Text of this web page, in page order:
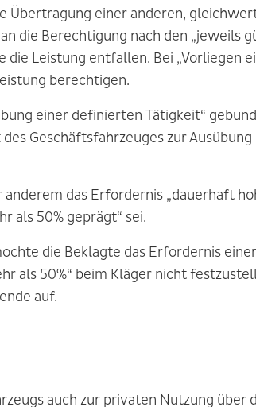
Übertragung einer anderen,
die Berechtigung nach den „jeweils
Leistung entfallen. Bei „Vorliegen
berechtigen.
einer definierten Tätigkeit“
Geschäftsfahrzeuges zur
das Erfordernis „dauerhaft
als 50% geprägt“ sei.
die Beklagte das Erfordernis
als 50%“ beim Kläger nicht
auf.
auch zur privaten Nutzung über